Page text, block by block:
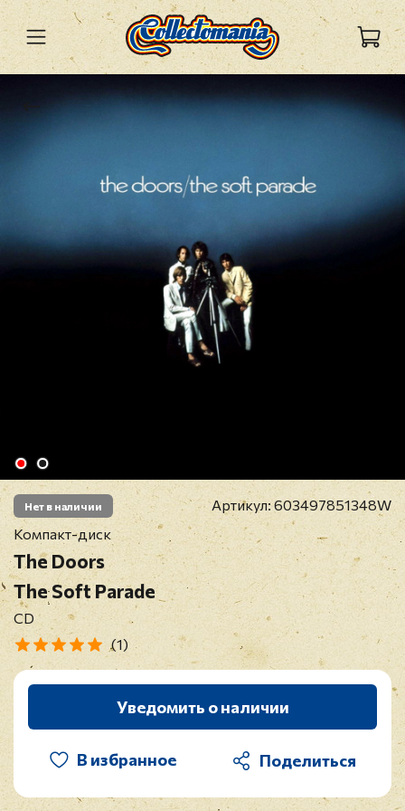
Нет в наличии Артикул: 603497851348W
Компакт-диск
The Doors
The Soft Parade
CD
(1)
Уведомить о наличии
В избранное